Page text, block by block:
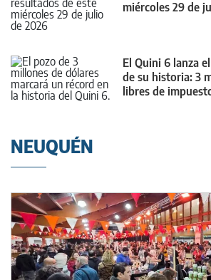
miércoles 29 de
El Quini 6 lanza
de su historia: 3
libres de
NEUQUÉN